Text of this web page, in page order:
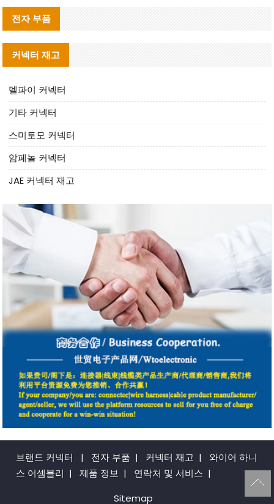
전자 부품
커넥터 재고
델파이 커넥터
기타 커넥터
스미토모 커넥터
암페놀 커넥터
JAE 커넥터 재고
브랜드 커넥터 | 전자 부품 | 커넥터 재고 |
와이어 하니
스 어셈블리 | 제품 정보 | 연락처 및 서비스 |
Sitemap